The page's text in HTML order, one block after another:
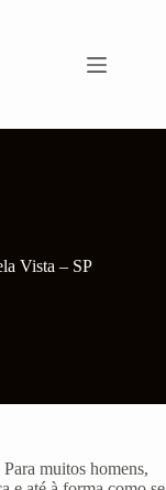
Vista – SP
muitos homens,